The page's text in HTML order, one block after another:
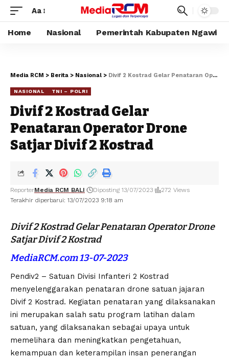
Aa
Home Nasional Pemerintah Kabupaten Ngawi
Media RCM > Berita > Nasional > Divif 2 Kostrad Gelar Penataran Operator Drone Satjar Divif 2 Kostrad
NASIONAL TNI – POLRI
Divif 2 Kostrad Gelar
Penataran Operator Drone
Satjar Divif 2 Kostrad
Terakhir diperbarui: 13/07/2023 9:18 am
ReporterMedia RCM BALI Diposting 13/07/2023 272 Views
Divif 2 Kostrad Gelar Penataran Operator Drone
Satjar Divif 2 Kostrad
MediaRCM.com 13-07-2023
Pendiv2 – Satuan Divisi Infanteri 2 Kostrad
menyelenggarakan penataran drone satuan jajaran
Divif 2 Kostrad. Kegiatan penataran yang dilaksanakan
ini merupakan salah satu program latihan dalam
satuan, yang dilaksanakan sebagai upaya untuk
memelihara dan meningkatkan pengetahuan,
kemampuan dan keterampilan insan penerangan